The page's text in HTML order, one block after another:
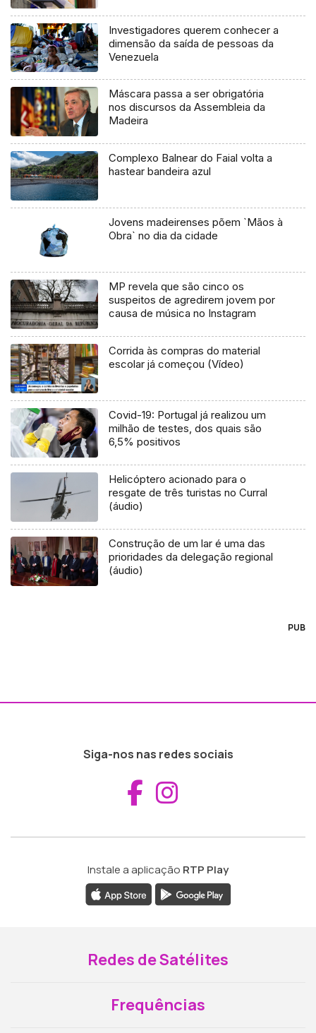
Investigadores querem conhecer a
dimensão da saída de pessoas da
Venezuela
Máscara passa a ser obrigatória
nos discursos da Assembleia da
Madeira
Complexo Balnear do Faial volta a
hastear bandeira azul
Jovens madeirenses põem `Mãos à
Obra` no dia da cidade
MP revela que são cinco os
suspeitos de agredirem jovem por
causa de música no Instagram
Corrida às compras do material
escolar já começou (Vídeo)
Covid-19: Portugal já realizou um
milhão de testes, dos quais são
6,5% positivos
Helicóptero acionado para o
resgate de três turistas no Curral
(áudio)
Construção de um lar é uma das
prioridades da delegação regional
(áudio)
PUB
Siga-nos nas redes sociais
Aceder ao
Instale a aplicação RTP Play
Redes de Satélites
Frequências